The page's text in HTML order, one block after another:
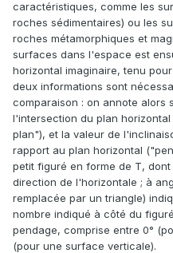
caractéristiques, comme les
roches sédimentaires) ou les
roches métamorphiques et
surfaces dans l'espace est
horizontal imaginaire, tenu
deux informations sont
comparaison : on annote alors
l'intersection du plan
plan"), et la valeur de
rapport au plan horizontal
petit figuré en forme de T,
direction de l'horizontale ; à
remplacée par un triangle)
nombre indiqué à côté du
pendage, comprise entre 0°
(pour une surface verticale).